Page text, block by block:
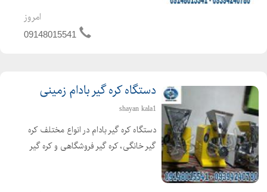
ممکن تولید و به بازار عرضه می گردد. با
دستگاه پودر کن می توان کلیه ادویه
امروز
09148015541
دستگاه کره گیر بادام زمینی
shayan kala1
دستگاه کره گیر بادام در انواع مختلف کره
گیر خانگی، کره گیر فروشگاهی و کره گیر